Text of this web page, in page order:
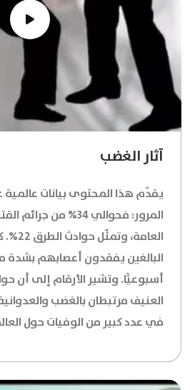
آثار الغضب
يقدّم هذا المحتوى بيانات
المرور: فحوالي 34% من
البالغين يفقدون أعصابهم بشدة
أسبوعيًّا. وتشير الأرقام إلى أن
العنيف مرتبطان بالغضب
في عدد كبير من الوفيات حول